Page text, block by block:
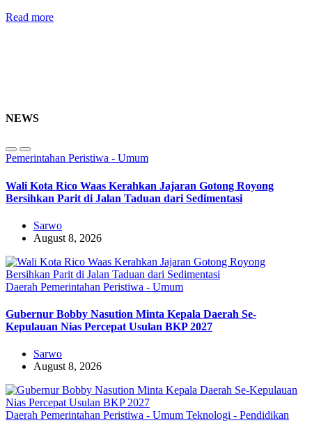
Read more
NEWS
Pemerintahan Peristiwa - Umum
Wali Kota Rico Waas Kerahkan Jajaran Gotong Royong
Bersihkan Parit di Jalan Taduan dari Sedimentasi
Sarwo
August 8, 2026
Daerah Pemerintahan Peristiwa - Umum
Gubernur Bobby Nasution Minta Kepala Daerah Se-
Kepulauan Nias Percepat Usulan BKP 2027
Sarwo
August 8, 2026
Daerah Pemerintahan Peristiwa - Umum Teknologi - Pendidikan